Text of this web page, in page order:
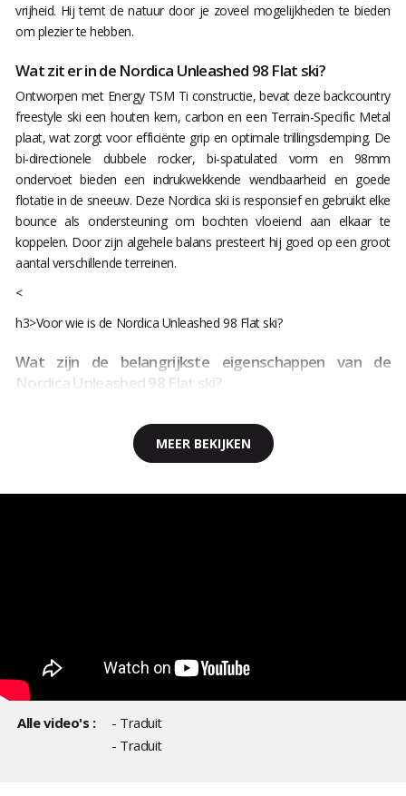
vrijheid. Hij temt de natuur door je zoveel mogelijkheden te bieden
om plezier te hebben.
Wat zit er in de Nordica Unleashed 98 Flat ski?
Ontworpen met Energy TSM Ti constructie, bevat deze backcountry
freestyle ski een houten kern, carbon en een Terrain-Specific Metal
plaat, wat zorgt voor efficiënte grip en optimale trillingsdemping. De
bi-directionele dubbele rocker, bi-spatulated vorm en 98mm
ondervoet bieden een indrukwekkende wendbaarheid en goede
flotatie in de sneeuw. Deze Nordica ski is responsief en gebruikt elke
bounce als ondersteuning om bochten vloeiend aan elkaar te
koppelen. Door zijn algehele balans presteert hij goed op een groot
aantal verschillende terreinen.
<
h3>Voor wie is de Nordica Unleashed 98 Flat ski?
Wat zijn de belangrijkste eigenschappen van de
Nordica Unleashed 98 Flat ski?
MEER BEKIJKEN
Alle video's :
- Traduit
- Traduit